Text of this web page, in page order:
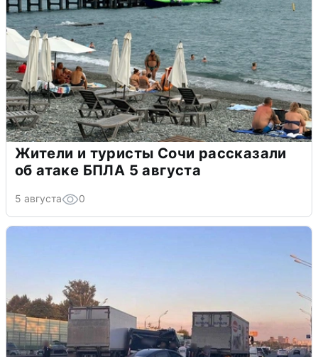
Жители и туристы Сочи рассказали
об атаке БПЛА 5 августа
5 августа 0